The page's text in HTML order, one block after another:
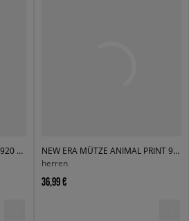
NEW ERA MÜTZE MINI LOGO 920 METS NEW YORK METS
NEW ERA MÜTZE ANIMAL PRINT 920 LA DODGERS LOS ANGELES DODGER
herren
36,99 €